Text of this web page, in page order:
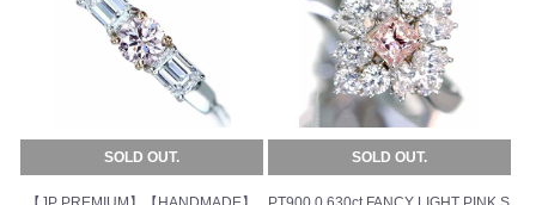
SOLD OUT. SOLD OUT.